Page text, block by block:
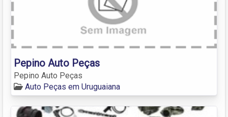
Pepino Auto Peças
Pepino Auto Peças
Auto Peças em Uruguaiana